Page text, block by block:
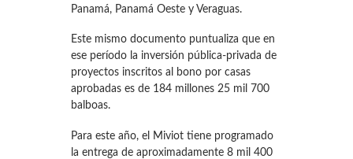
Panamá, Panamá Oeste y Veraguas.
Este mismo documento puntualiza que en
ese período la inversión pública-privada de
proyectos inscritos al bono por casas
aprobadas es de 184 millones 25 mil 700
balboas.
Para este año, el Miviot tiene programado
la entrega de aproximadamente 8 mil 400